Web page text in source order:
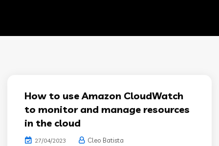
How to use Amazon CloudWatch
to monitor and manage resources
in the cloud
27/04/2023 Cleo Batista